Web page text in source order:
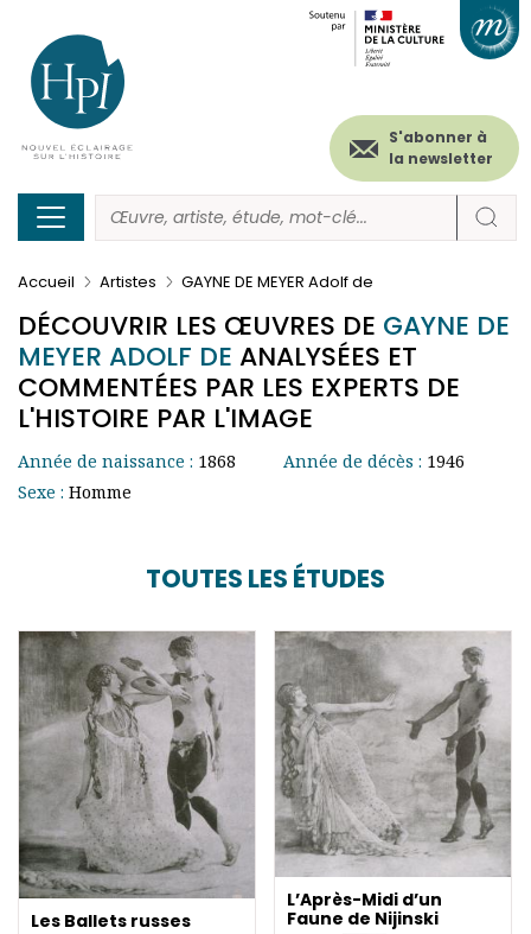
contenu
principal
Menu
secondaire
(header)
S'abonner à
la newsletter
Accueil Artistes GAYNE DE MEYER Adolf de
DÉCOUVRIR LES ŒUVRES DE GAYNE DE
MEYER ADOLF DE ANALYSÉES ET
COMMENTÉES PAR LES EXPERTS DE
L'HISTOIRE PAR L'IMAGE
Année de naissance : 1868
Sexe : Homme
Année de décès : 1946
TOUTES LES ÉTUDES
Les Ballets russes
L’Après-Midi d’un
Faune de Nijinski